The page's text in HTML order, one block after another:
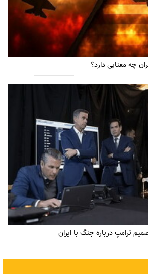
چه معنایی دارد؟
ترامپ درباره جنگ با ایران